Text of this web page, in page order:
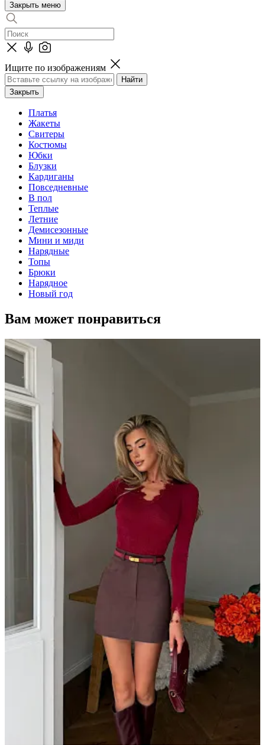
Закрыть меню
Ищите по изображениям
Закрыть
Платья
Жакеты
Свитеры
Костюмы
Юбки
Блузки
Кардиганы
Повседневные
В пол
Теплые
Летние
Демисезонные
Мини и миди
Нарядные
Топы
Брюки
Нарядное
Новый год
Вам может понравиться